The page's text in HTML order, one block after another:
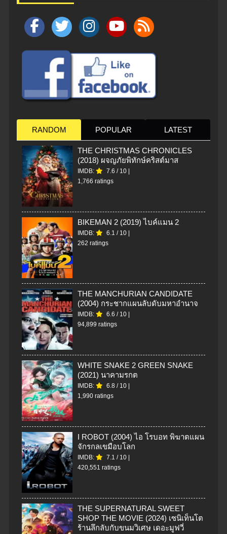
RANDOM POPULAR LATEST
THE CHRISTMAS CHRONICLES
(2018) ผจญภัยพิทักษ์คริสต์มาส
IMDB: 7.6 / 10 |
1,766 ratings
BIKEMAN 2 (2019) ไบค์แมน 2
IMDB: 6.1 / 10 |
262 ratings
THE MANCHURIAN CANDIDATE
(2004) กระชากแผนลับดับมหาอำนาจ
IMDB: 6.6 / 10 |
94,899 ratings
WHITE SNAKE 2 GREEN SNAKE
(2021) นาคามรกต
IMDB: 6.8 / 10 |
1,990 ratings
I ROBOT (2004) ไอ โรบอท พิฆาตแผน
จักรกลเขมือบโลก
IMDB: 7.1 / 10 |
420,551 ratings
THE SUPERNATURAL SWEET
SHOP THE MOVIE (2024) เซนิเท็นโต
ร้านลึกลับกับขนมวิเศษ เดอะมูฟวี่